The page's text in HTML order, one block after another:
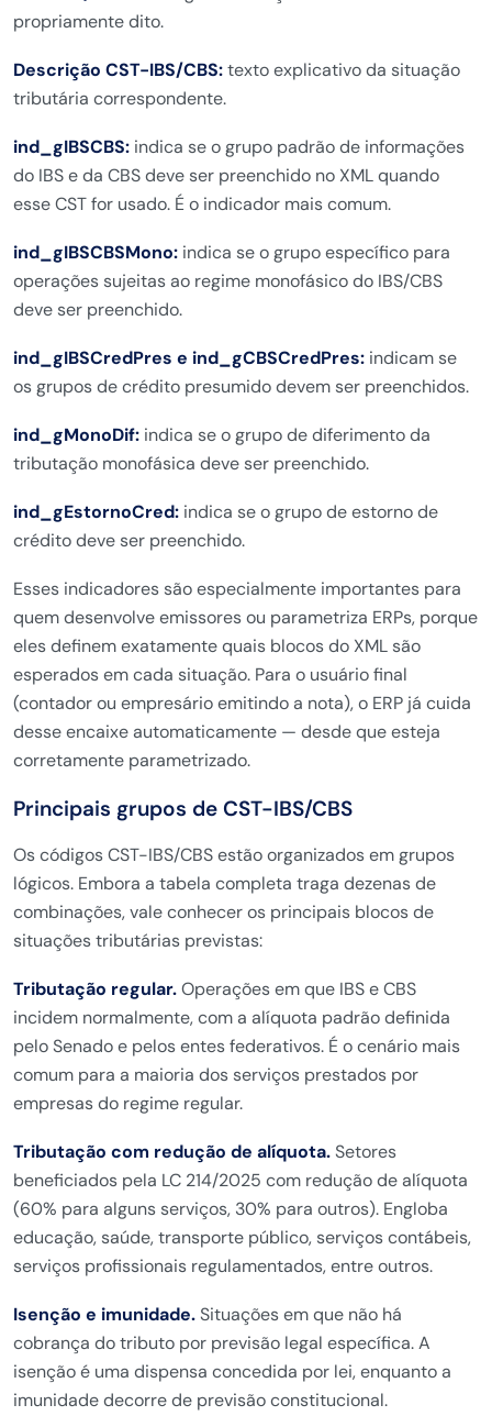
propriamente dito.
Descrição CST-IBS/CBS:texto explicativo da situação
tributária correspondente.
ind_gIBSCBS: indica se o grupo padrão de informações
do IBS e da CBS deve ser preenchido no XML quando
esse CST for usado. É o indicador mais comum.
ind_gIBSCBSMono: indica se o grupo específico para
operações sujeitas ao regime monofásico do IBS/CBS
deve ser preenchido.
ind_gIBSCredPres e ind_gCBSCredPres: indicam se
os grupos de crédito presumido devem ser preenchidos.
ind_gMonoDif: indica se o grupo de diferimento da
tributação monofásica deve ser preenchido.
ind_gEstornoCred: indica se o grupo de estorno de
crédito deve ser preenchido.
Esses indicadores são especialmente importantes para
quem desenvolve emissores ou parametriza ERPs, porque
eles definem exatamente quais blocos do XML são
esperados em cada situação. Para o usuário final
(contador ou empresário emitindo a nota), o ERP já cuida
desse encaixe automaticamente — desde que esteja
corretamente parametrizado.
Principais grupos de CST-IBS/CBS
Os códigos CST-IBS/CBS estão organizados em grupos
lógicos. Embora a tabela completa traga dezenas de
combinações, vale conhecer os principais blocos de
situações tributárias previstas:
Tributação regular.Operações em que IBS e CBS
incidem normalmente, com a alíquota padrão definida
pelo Senado e pelos entes federativos. É o cenário mais
comum para a maioria dos serviços prestados por
empresas do regime regular.
Tributação com redução de alíquota.Setores
beneficiados pela LC 214/2025 com redução de alíquota
(60% para alguns serviços, 30% para outros). Engloba
educação, saúde, transporte público, serviços contábeis,
serviços profissionais regulamentados, entre outros.
Isenção e imunidade.Situações em que não há
cobrança do tributo por previsão legal específica. A
isenção é uma dispensa concedida por lei, enquanto a
imunidade decorre de previsão constitucional.